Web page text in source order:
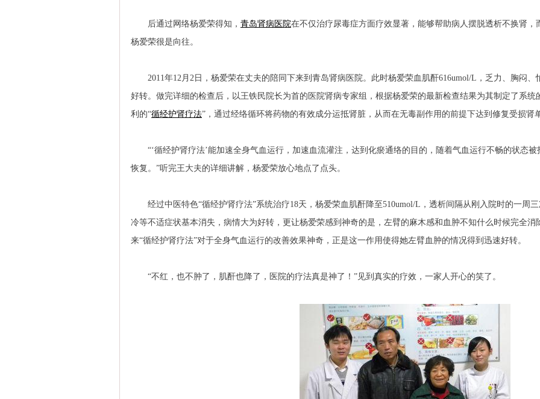
后通过网络杨爱荣得知， 青岛肾病医院在不仅治疗尿毒症方面疗效显著，能够帮助病人摆脱透析不换肾
杨爱荣很是向往。
2011年12月2日，杨爱荣在丈夫的陪同下来到青岛肾病医院。此时杨爱荣血肌酐616umol/L，乏力、胸闷、
好转。做完详细的检查后，以王铁民院长为首的医院肾病专家组，根据杨爱荣的最新检查结果为其制定了系
利的“循经护肾疗法”，通过经络循环将药物的有效成分运抵肾脏，从而在无毒副作用的前提下达到修复受损肾
“‘循经护肾疗法’能加速全身气血运行，加速血流灌注，达到化瘀通络的目的，随着气血运行不畅的状态被
恢复。”听完王大夫的详细讲解，杨爱荣放心地点了点头。
经过中医特色“循经护肾疗法”系统治疗18天，杨爱荣血肌酐降至510umol/L，透析间隔从刚入院时的一周
冷等不适症状基本消失，病情大为好转，更让杨爱荣感到神奇的是，左臂的麻木感和血肿不知什么时候完全
来“循经护肾疗法”对于全身气血运行的改善效果神奇，正是这一作用使得她左臂血肿的情况得到迅速好转。
“不红，也不肿了，肌酐也降了，医院的疗法真是神了！”见到真实的疗效，一家人开心的笑了。